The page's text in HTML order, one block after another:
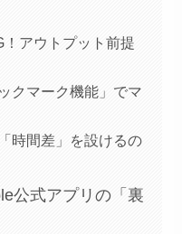
アウトプット前提
クマーク機能」でマ
時間差」を設けるの
公式アプリの「裏